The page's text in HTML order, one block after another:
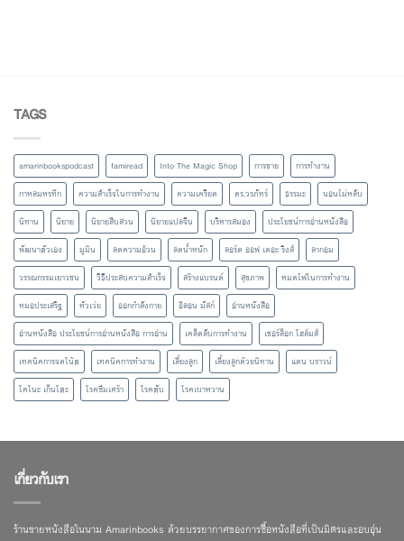
TAGS
amarinbookspodcast famiread Into The Magic Shop การขาย
การทำงาน
กาหลมหรทึก
ความสำเร็จในการทำงาน ความเครียด ดร.วรภัทร์ ธรรมะ
นอนไม่หลับ
นิทาน
นิยาย นิยายสืบสวน นิยายแปลจีน บริหารสมอง
ประโยชน์การอ่านหนังสือ
พัฒนาตัวเอง
มูมิน ลดความอ้วน ลดน้ำหนัก ลอร์ด ออฟ เดอะ ริงส์
ลากอม
วรรณกรรมเยาวชน
วิธีประสบความสำเร็จ สร้างแบรนด์ สุขภาพ
หมดไฟในการทำงาน
หมอประเสริฐ
หัวเว่ย ออกกำลังกาย อีลอน มัสก์
อ่านหนังสือ
อ่านหนังสือ ประโยชน์การอ่านหนังสือ การอ่าน
เคล็ดลับการทำงาน
เชอร์ล็อก โฮล์มส์
เทคนิคการจดโน้ต
เทคนิคการทำงาน เลี้ยงลูก เลี้ยงลูกด้วยนิทาน
แดน บราวน์
โคโนะ เก็นโตะ
โรคซึมเศร้า โรคตับ โรคเบาหวาน
เกี่ยวกับเรา
ร้านขายหนังสือในนาม Amarinbooks ด้วยบรรยากาศของการซื้อหนังสือที่เป็นมิตรและอบอุ่น